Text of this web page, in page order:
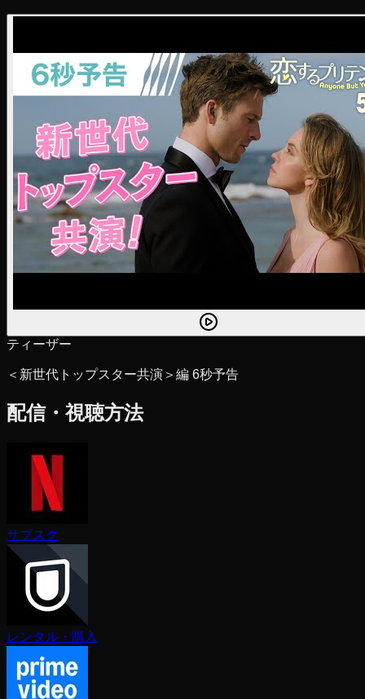
ティーザー
＜新世代トップスター共演＞編 6秒予告
配信・視聴方法
サブスク
レンタル・購入